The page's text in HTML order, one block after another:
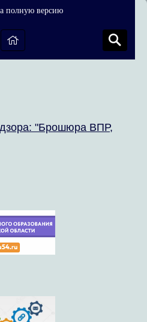
полную версию
"Брошюра ВПР,